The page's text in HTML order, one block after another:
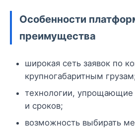
Особенности
преимущества
широкая сеть заявок по
крупногабаритным
технологии, упрощающие
и сроков;
возможность выбирать